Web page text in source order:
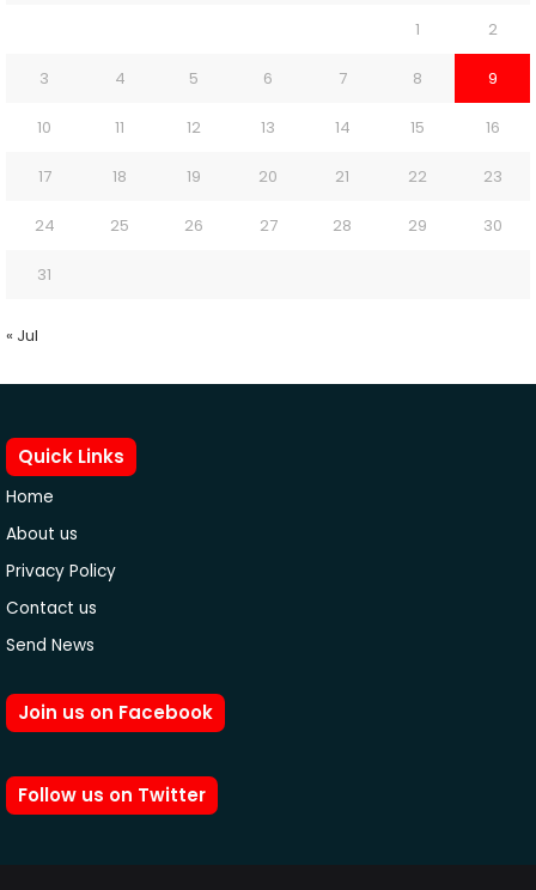
1 2
3 4 5 6 7 8 9
10 11 12 13 14 15 16
17 18 19 20 21 22 23
24 25 26 27 28 29 30
31
« Jul
Quick Links
Home
About us
Privacy Policy
Contact us
Send News
Join us on Facebook
Follow us on Twitter